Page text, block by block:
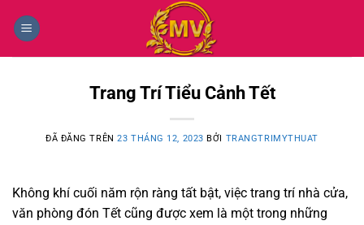
đến
Trang Trí Tiểu Cảnh Tết
ĐÃ ĐĂNG TRÊN23 THÁNG 12, 2023 BỞI TRANGTRIMYTHUAT
Không khí cuối năm rộn ràng tất bật, việc trang trí nhà cửa,
văn phòng đón Tết cũng được xem là một trong những